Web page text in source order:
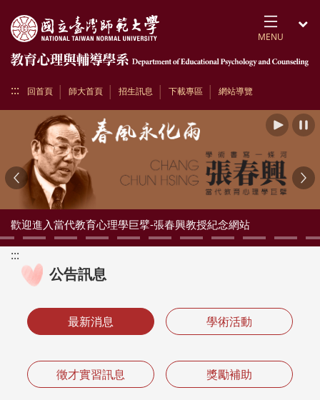
MENU
::: 回首頁 師大首頁 招生訊息 下載專區 網站導覽
播放
歡迎進入當代教育心理學巨擘-張春興教授紀念網站
Previous
:::
公告訊息
最新消息 學術活動
徵才實習訊息 獎勵補助